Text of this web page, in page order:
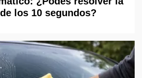
los 10 segundos?